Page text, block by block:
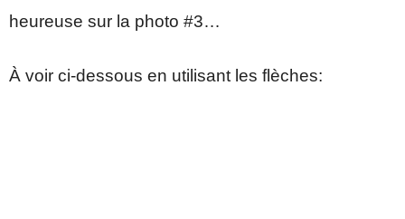
heureuse sur la photo #3…
À voir ci-dessous en utilisant les flèches: